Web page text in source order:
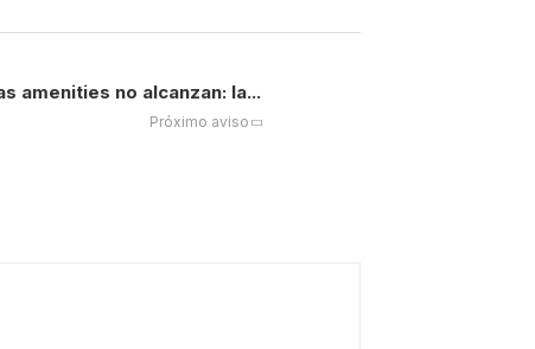
amenities no alcanzan: la...
Próximo aviso